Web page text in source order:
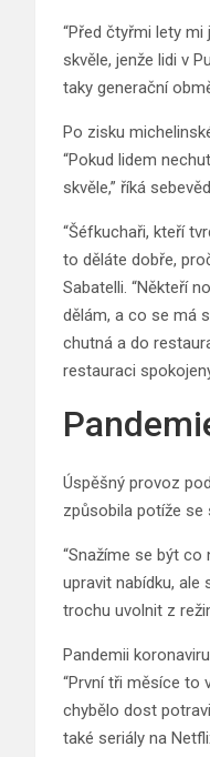
“Před čtyřmi lety
skvěle, jenže lidi v
taky generační
Po zisku
“Pokud lidem
skvěle,” říká
“Šéfkuchaři, kteří
to děláte dobře,
Sabatelli. “Někteří
dělám, a co se má
chutná a do
restauraci
Úspěšný provoz
způsobila potíže se
“Snažíme se být
upravit nabídku, ale
trochu uvolnit z
Pandemii
“První tři měsíce to
chybělo dost
také seriály na